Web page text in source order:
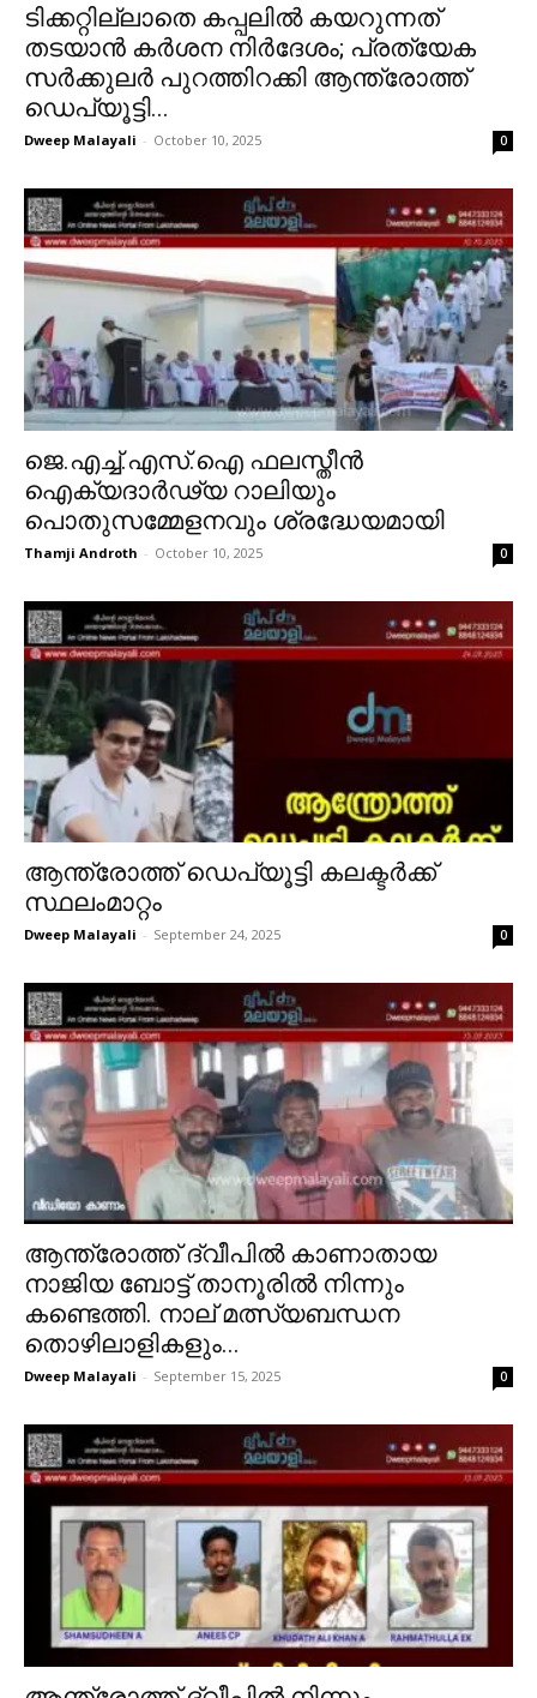
ടിക്കറ്റില്ലാതെ കപ്പലിൽ കയറുന്നത്
തടയാൻ കർശന നിർദേശം; പ്രത്യേക
സർക്കുലർ പുറത്തിറക്കി ആന്ത്രോത്ത്
ഡെപ്യൂട്ടി...
Dweep Malayali - October 10, 2025 0
ജെ.എച്ച്.എസ്.ഐ ഫലസ്തീൻ
ഐക്യദാർഢ്യ റാലിയും
പൊതുസമ്മേളനവും ശ്രദ്ധേയമായി
Thamji Androth - October 10, 2025 0
ആന്ത്രോത്ത് ഡെപ്യൂട്ടി കലക്ടർക്ക്
സ്ഥലംമാറ്റം
Dweep Malayali - September 24, 2025 0
ആന്ത്രോത്ത് ദ്വീപിൽ കാണാതായ
നാജിയ ബോട്ട് താനൂരിൽ നിന്നും
കണ്ടെത്തി. നാല് മത്സ്യബന്ധന
തൊഴിലാളികളും...
Dweep Malayali - September 15, 2025 0